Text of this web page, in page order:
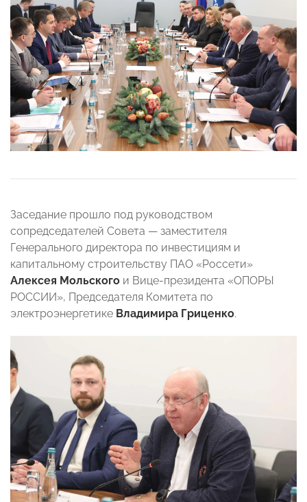
Заседание прошло под руководством
сопредседателей Совета — заместителя
Генерального директора по инвестициям и
капитальному строительству ПАО «Россети»
Алексея Мольского и Вице-президента «ОПОРЫ
РОССИИ», Председателя Комитета по
электроэнергетике Владимира Гриценко.